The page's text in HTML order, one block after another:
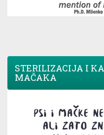
STERILIZACIJA I
MAČAKA